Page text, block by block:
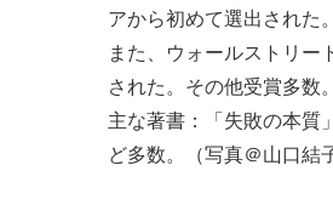
アから初めて選出された。
また、ウォールストリー
された。その他受賞多数。
主な著書：「失敗の本質
ど多数。（写真＠山口結